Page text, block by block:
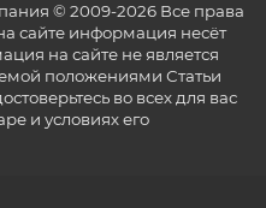
© 2009-2026 Все права
сайте информация несёт
на сайте не является
положениями Статьи
во всех для вас
и условиях его